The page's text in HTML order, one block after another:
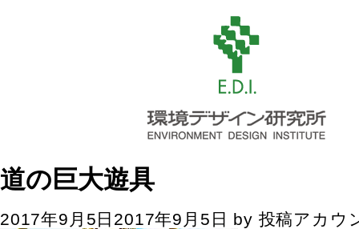
道の巨大遊具
2017年9月5日 2017年9月5日 by 投稿アカウ